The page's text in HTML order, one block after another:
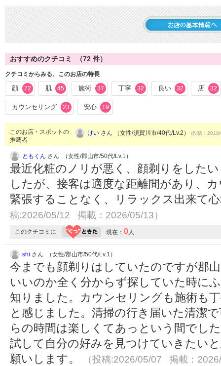
このお店の営業情報へ戻る
おすすめのクチコミ （72 件）
クチコミからみる、このお店の特長
顔 72 肌 45 施術 37 丁寧 32 良い 32 店 32
カウンセリング 23 安心 19
このお店・スポットの
推薦者
けい さん （女性/須賀川市/40代/Lv.2） (投稿：
ともくん さん （女性/郡山市/50代/Lv.1）
最近化粧のノリが悪く、顔剃りをした
したが、接客は適度な距離間があり、
緊張することなく、リラックス出来て
稿:2026/05/12 掲載：2026/05/13）
このクチコミに 現在： 0人
shi さん （女性/郡山市/50代/Lv.1）
今までも顔剃りはしていたのですが郡
いいのか全く分からず探していた時に
知りました。カウンセリングも施術も
と感じました。清掃の行き届いた清潔
らの時間は楽しくてあっという間でし
試して自分の好みを見つけていきたい
願いします。
（投稿:2026/05/07 掲載：